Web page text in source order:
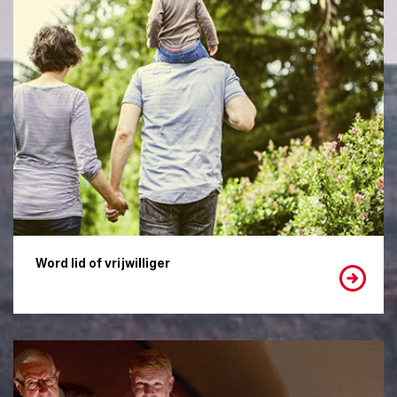
Word lid of vrijwilliger